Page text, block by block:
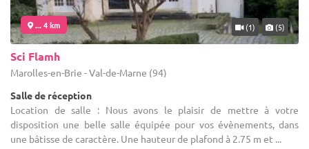
... 4 km (1) (5)
Sci Flamh
Marolles-en-Brie - Val-de-Marne (94)
Salle de réception
Location de salle : Nous avons le plaisir de mettre à votre
disposition une belle salle équipée pour vos évènements, dans
une bâtisse de caractère. Une hauteur de plafond à 2.75 m et ...